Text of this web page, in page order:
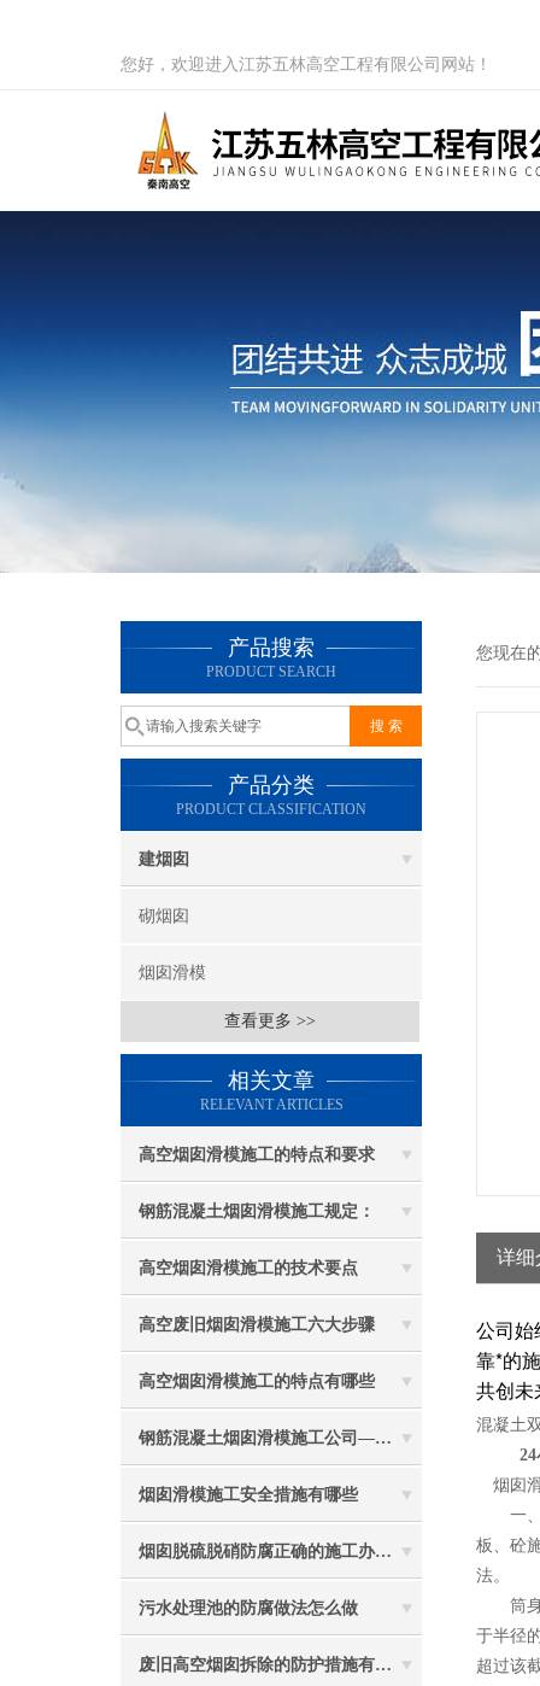
您好，欢迎进入江苏五林高空工程有限公司网站！
产品搜索
PRODUCT SEARCH
产品分类
PRODUCT CLASSIFICATION
建烟囱
砌烟囱
烟囱滑模
查看更多 >>
相关文章
RELEVANT ARTICLES
高空烟囱滑模施工的特点和要求
钢筋混凝土烟囱滑模施工规定：
高空烟囱滑模施工的技术要点
高空废旧烟囱滑模施工六大步骤
高空烟囱滑模施工的特点有哪些
钢筋混凝土烟囱滑模施工公司——选五林高空
烟囱滑模施工安全措施有哪些
烟囱脱硫脱硝防腐正确的施工办法由高空防腐公司说与你听
污水处理池的防腐做法怎么做
废旧高空烟囱拆除的防护措施有哪些？
您现在
详细
公司始
靠*的
共创
混凝土
烟囱
一、
板、砼
法。
筒身
于半径
超过该